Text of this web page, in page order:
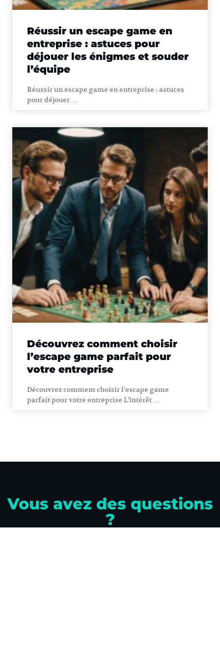
Réussir un escape game en
entreprise : astuces pour
déjouer les énigmes et souder
l’équipe
Réussir un escape game en entreprise : astuces
pour déjouer …
Découvrez comment choisir
l’escape game parfait pour
votre entreprise
Découvrez comment choisir l’escape game
parfait pour votre entreprise L’intérêt …
Vous avez des questions
?